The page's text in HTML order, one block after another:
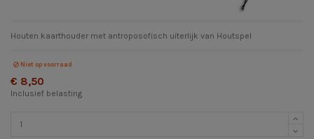
Houten kaarthouder met antroposofisch uiterlijk van Houtspel
Niet op voorraad
€ 8,50
Inclusief belasting